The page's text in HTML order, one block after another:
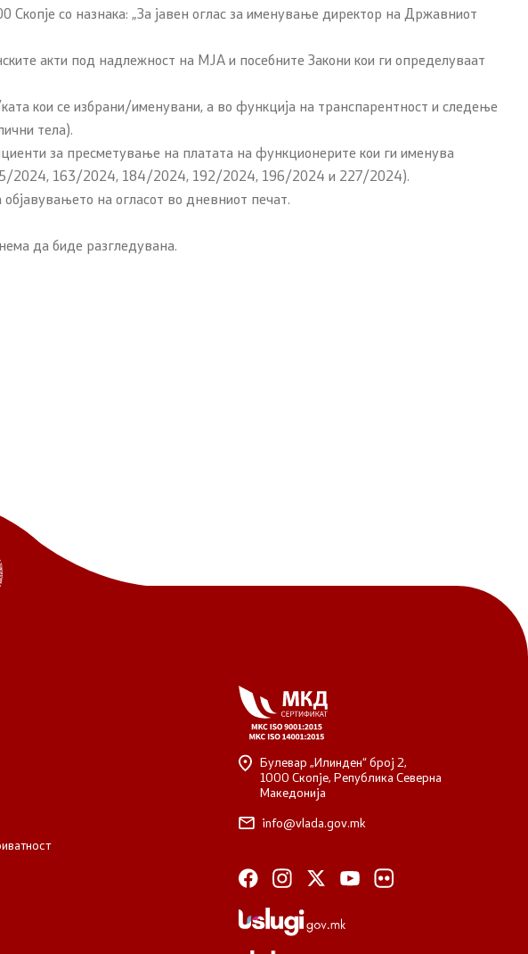
со назнака: „За јавен оглас за именување директор на Државниот
акти под надлежност на МJА и посебните Закони кои ги определуваат
кои се избрани/именувани, а во функција на транспарентност и следење
тела).
за пресметување на платата на функционерите кои ги именува
2024, 163/2024, 184/2024, 192/2024, 196/2024 и 227/2024).
на огласот во дневниот печат.
да биде разгледувана.
Булевар „Илинден“ број 2,
1000 Скопје, Република Северна
Македонија
info@vlada.gov.mk